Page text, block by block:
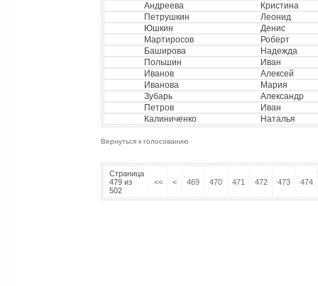
Андреева
Кристина
Петрушкин
Леонид
Юшкин
Денис
Мартиросов
Роберт
Баширова
Надежда
Польшин
Иван
Иванов
Алексей
Иванова
Мария
Зубарь
Александр
Петров
Иван
Калиниченко
Наталья
Вернуться к голосованию
Страница
479 из
502
<< < 469 470 471 472 473 474